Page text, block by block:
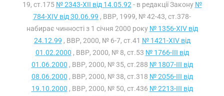
19, ст.175 № 2343-XII від 14.05.92 - в редакції Закону №
784-XIV від 30.06.99 , ВВР, 1999, № 42-43, ст.378-
набирає чинності з 1 січня 2000 року № 1356-XIV від
24.12.99 , ВВР, 2000, № 6-7, ст.41 № 1421-XIV від
01.02.2000 , ВВР, 2000, № 8, ст.53 № 1766-III від
01.06.2000 , ВВР, 2000, № 35, ст.288 № 1807-III від
08.06.2000 , ВВР, 2000, № 38, ст.318 № 2056-III від
19.10.2000 , ВВР, 2000, № 50, ст.436 № 2213-III від